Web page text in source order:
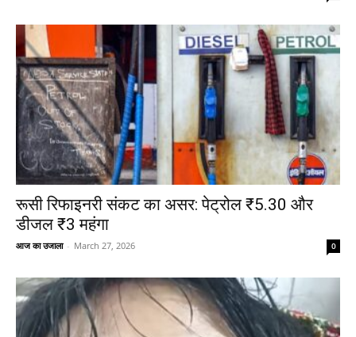
रूसी रिफाइनरी संकट का असर: पेट्रोल ₹5.30 और
डीजल ₹3 महंगा
आज का उजाला - March 27, 2026 0